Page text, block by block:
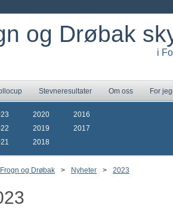
og Drøbak
i
Stevneresultater Om oss For
2020
2019
2018
2016
2017
Frogn og Drøbak > Nyheter > 2023